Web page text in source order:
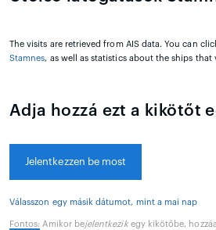
The visits are retrieved from AIS data. You can
Stamnes, as well as statistics about the ships that
Adja hozzá ezt a kikötőt
Jelentkezzen be most
Válasszon egy másik dátumot, mint a mai nap
Fontos: Amikor bejelentkezikegy kikötőbe,